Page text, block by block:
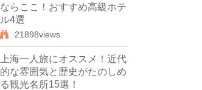
ならここ！おすすめ高級ホテ
ル4選
21898views
上海一人旅にオススメ！近代
的な雰囲気と歴史がたのしめ
る観光名所15選！